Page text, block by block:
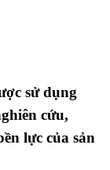
sử dụng
cứu,
lực của sản